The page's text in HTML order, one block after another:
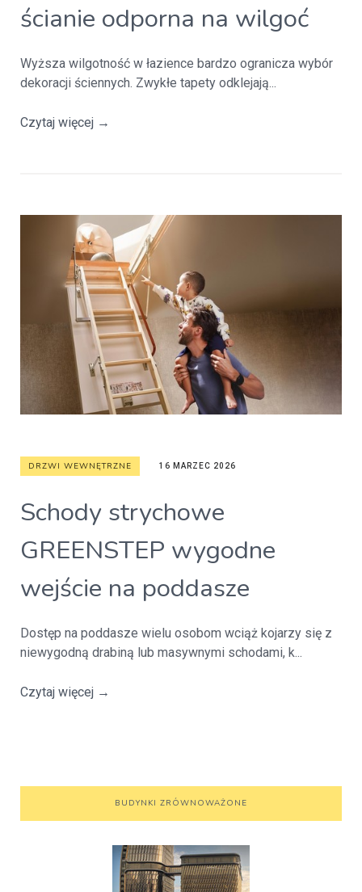
ścianie odporna na wilgoć
Wyższa wilgotność w łazience bardzo ogranicza wybór
dekoracji ściennych. Zwykłe tapety odklejają...
Czytaj więcej →
DRZWI WEWNĘTRZNE 16 MARZEC 2026
Schody strychowe
GREENSTEP wygodne
wejście na poddasze
Dostęp na poddasze wielu osobom wciąż kojarzy się z
niewygodną drabiną lub masywnymi schodami, k...
Czytaj więcej →
BUDYNKI ZRÓWNOWAŻONE